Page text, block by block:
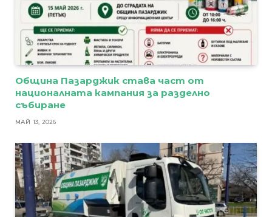
Община Пазарджик става част от
националната кампания за разделно
събиране
МАЙ 13, 2026